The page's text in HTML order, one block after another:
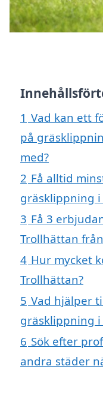
1 Vad kan ett
på
med?
2 Få alltid
gräsklippning
3 Få 3
Trollhättan
4 Hur mycket
Trollhättan?
5 Vad hjälper
gräsklippning i
6 Sök efter
andra städer